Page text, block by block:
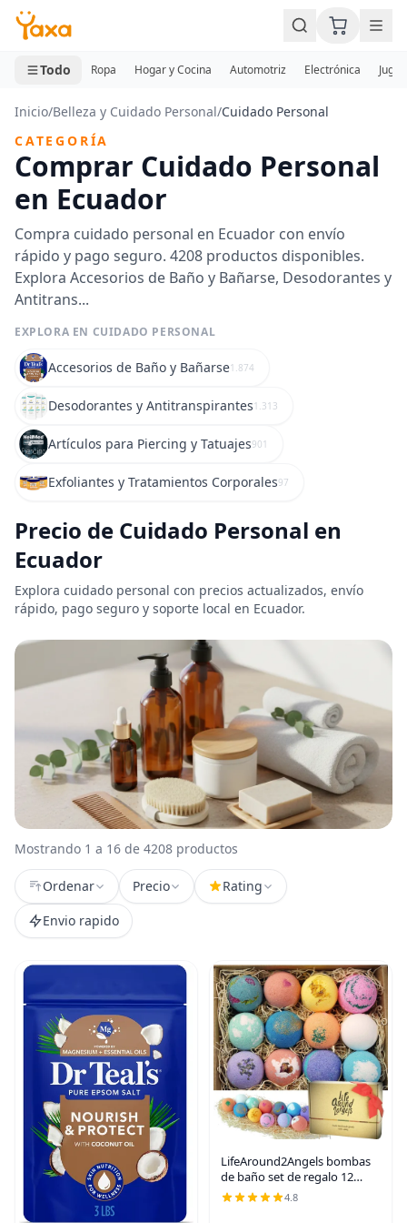
MINI CARRITO
0 productos
Todo Ropa Hogar y Cocina Automotriz Electrónica
Inicio/Belleza y Cuidado Personal/Cuidado Personal
CATEGORÍA
Comprar Cuidado Personal
en Ecuador
Compra cuidado personal en Ecuador con envío
rápido y pago seguro. 4208 productos disponibles.
Explora Accesorios de Baño y Bañarse, Desodorantes y
Antitrans...
EXPLORA EN CUIDADO PERSONAL
Accesorios de Baño y Bañarse1.874
Desodorantes y Antitranspirantes1.313
Artículos para Piercing y Tatuajes901
Exfoliantes y Tratamientos Corporales97
Precio de Cuidado Personal en
Ecuador
Explora cuidado personal con precios actualizados, envío
rápido, pago seguro y soporte local en Ecuador.
Mostrando 1 a 16 de 4208 productos
Ordenar Precio
Rating
Envio rapido
LifeAround2Angels bombas
de baño set de regalo 12
Fabricado en E.E. U.U.,
manteca de Karité y Coco,
4.8